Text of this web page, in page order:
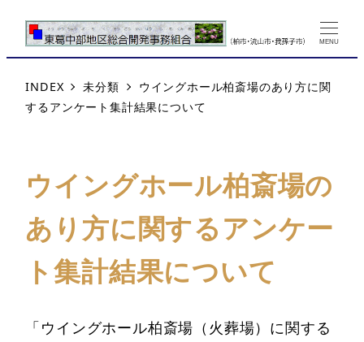
MENU
INDEX 未分類
ウイングホール柏斎場のあり方に関
するアンケート集計結果について
ウイングホール柏斎場の
あり方に関するアンケー
ト集計結果について
「ウイングホール柏斎場（火葬場）に関する